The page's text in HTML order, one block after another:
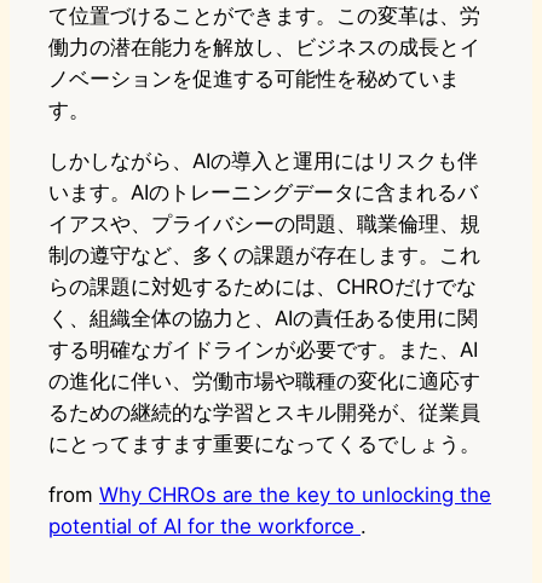
て位置づけることができます。この変革は、労
働力の潜在能力を解放し、ビジネスの成長とイ
ノベーションを促進する可能性を秘めていま
す。
しかしながら、AIの導入と運用にはリスクも伴
います。AIのトレーニングデータに含まれるバ
イアスや、プライバシーの問題、職業倫理、規
制の遵守など、多くの課題が存在します。これ
らの課題に対処するためには、CHROだけでな
く、組織全体の協力と、AIの責任ある使用に関
する明確なガイドラインが必要です。また、AI
の進化に伴い、労働市場や職種の変化に適応す
るための継続的な学習とスキル開発が、従業員
にとってますます重要になってくるでしょう。
from Why CHROs are the key to unlocking the
potential of AI for the workforce .